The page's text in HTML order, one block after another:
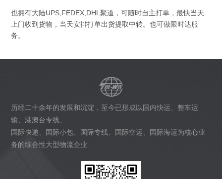
也拥有大陆UPS,FEDEX,DHL聚道，可随时自主打单，最快当天
上门收到货物，当天安排打单出货提取中转。也可做限时达服
务。
历经二十余年的发展和沉淀，至今已形成以国内快运、整车运
输、港澳台专线、
国际快递、国际小包、国际专线、国际空运、国际海运为核心业
务的综合性大型物流企业